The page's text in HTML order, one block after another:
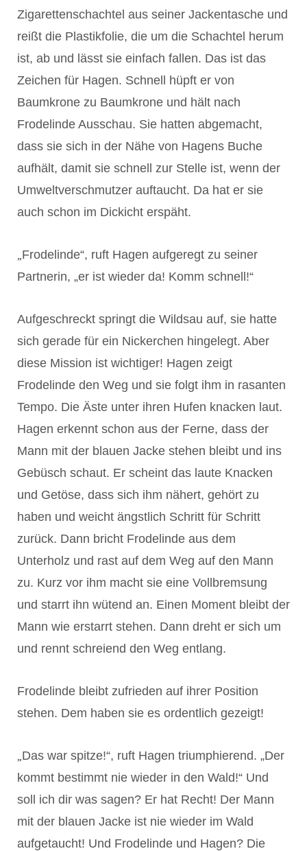
Zigarettenschachtel aus seiner Jackentasche und
reißt die Plastikfolie, die um die Schachtel herum
ist, ab und lässt sie einfach fallen. Das ist das
Zeichen für Hagen. Schnell hüpft er von
Baumkrone zu Baumkrone und hält nach
Frodelinde Ausschau. Sie hatten abgemacht,
dass sie sich in der Nähe von Hagens Buche
aufhält, damit sie schnell zur Stelle ist, wenn der
Umweltverschmutzer auftaucht. Da hat er sie
auch schon im Dickicht erspäht.
Frodelinde“, ruft Hagen aufgeregt zu seiner
Partnerin, „er ist wieder da! Komm schnell!“
Aufgeschreckt springt die Wildsau auf, sie hatte
sich gerade für ein Nickerchen hingelegt. Aber
diese Mission ist wichtiger! Hagen zeigt
Frodelinde den Weg und sie folgt ihm in rasanten
Tempo. Die Äste unter ihren Hufen knacken laut.
Hagen erkennt schon aus der Ferne, dass der
Mann mit der blauen Jacke stehen bleibt und ins
Gebüsch schaut. Er scheint das laute Knacken
und Getöse, dass sich ihm nähert, gehört zu
haben und weicht ängstlich Schritt für Schritt
zurück. Dann bricht Frodelinde aus dem
Unterholz und rast auf dem Weg auf den Mann
zu. Kurz vor ihm macht sie eine Vollbremsung
und starrt ihn wütend an. Einen Moment bleibt der
Mann wie erstarrt stehen. Dann dreht er sich um
und rennt schreiend den Weg entlang.
Frodelinde bleibt zufrieden auf ihrer Position
stehen. Dem haben sie es ordentlich gezeigt!
Das war spitze!“, ruft Hagen triumphierend. „Der
kommt bestimmt nie wieder in den Wald!“ Und
soll ich dir was sagen? Er hat Recht! Der Mann
mit der blauen Jacke ist nie wieder im Wald
aufgetaucht! Und Frodelinde und Hagen? Die